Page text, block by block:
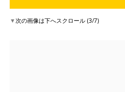
▼次の画像は下へスクロール (3/7)